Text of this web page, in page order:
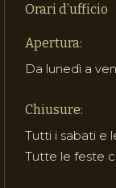
Orari d’ufficio
Apertura:
Da lunedì a
Chiusure:
Tutti i sabati e
Tutte le feste